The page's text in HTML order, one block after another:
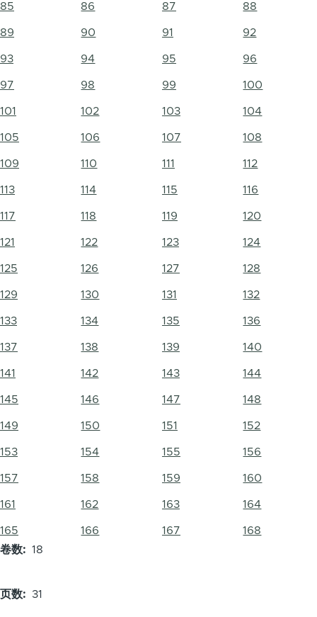
85 86 87 88
89 90 91 92
93 94 95 96
97 98 99 100
101 102 103 104
105 106 107 108
109 110 111 112
113 114 115 116
117 118 119 120
121 122 123 124
125 126 127 128
129 130 131 132
133 134 135 136
137 138 139 140
141 142 143 144
145 146 147 148
149 150 151 152
153 154 155 156
157 158 159 160
161 162 163 164
165 166 167
168
卷数
18
页数 31